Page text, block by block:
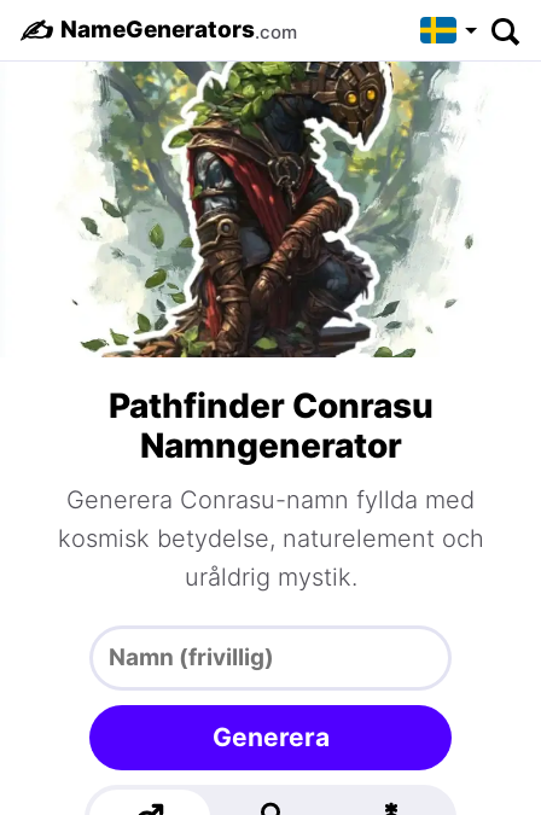
✍️ NameGenerators.com
Pathfinder Conrasu
Namngenerator
Generera Conrasu-namn fyllda med
kosmisk betydelse, naturelement och
uråldrig mystik.
Generera